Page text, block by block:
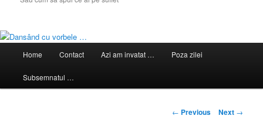
Home Contact Azi am invatat … Poza zilei
Subsemnatul …
Post
← Previous Next →